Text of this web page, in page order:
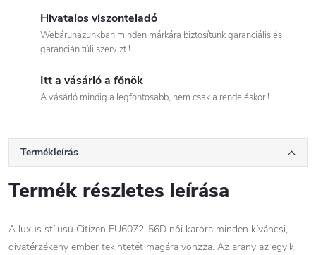
Hivatalos viszonteladó
Webáruházunkban minden márkára biztosítunk garanciális és
garancián túli szervizt !
Itt a vásárló a főnök
A vásárló mindig a legfontosabb, nem csak a rendeléskor !
Termékleírás
Termék részletes leírása
A luxus stílusú Citizen EU6072-56D női karóra minden kíváncsi,
divatérzékeny ember tekintetét magára vonzza. Az arany az egyik